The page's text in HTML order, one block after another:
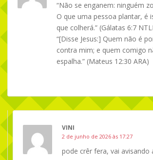
“Não se enganem: ninguém
O que uma pessoa plantar, é
que colherá.” (Gálatas 6:7
“[Disse Jesus:] Quem não é
contra mim; e quem comigo
espalha.” (Mateus 12:30 ARA)
VINI
2 de junho de 2026 às 17:27
pode crêr fera, vai avisando